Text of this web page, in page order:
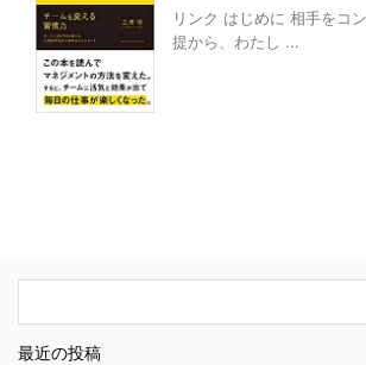
リンク はじめに 相手をコ
提から、わたし ...
最近の投稿